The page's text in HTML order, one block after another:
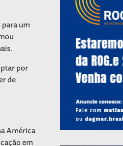
um
por
de
América
em